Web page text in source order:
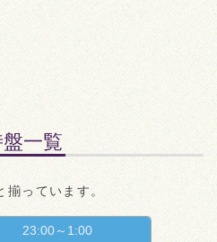
一覧
揃っています。
23:00～1:00